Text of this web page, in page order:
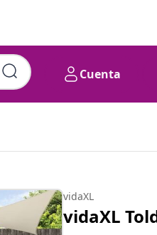
Cuenta
vidaXL
vidaXL